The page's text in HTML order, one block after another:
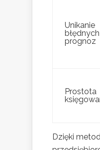
Unikanie
błędnych
prognoz
Prostota
Dzięki